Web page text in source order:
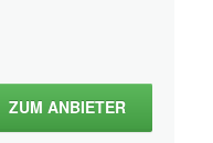
ZUM ANBIETER